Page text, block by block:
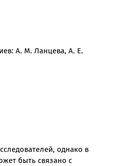
А. М. Ланцева, А. Е.
однако в
быть связано с